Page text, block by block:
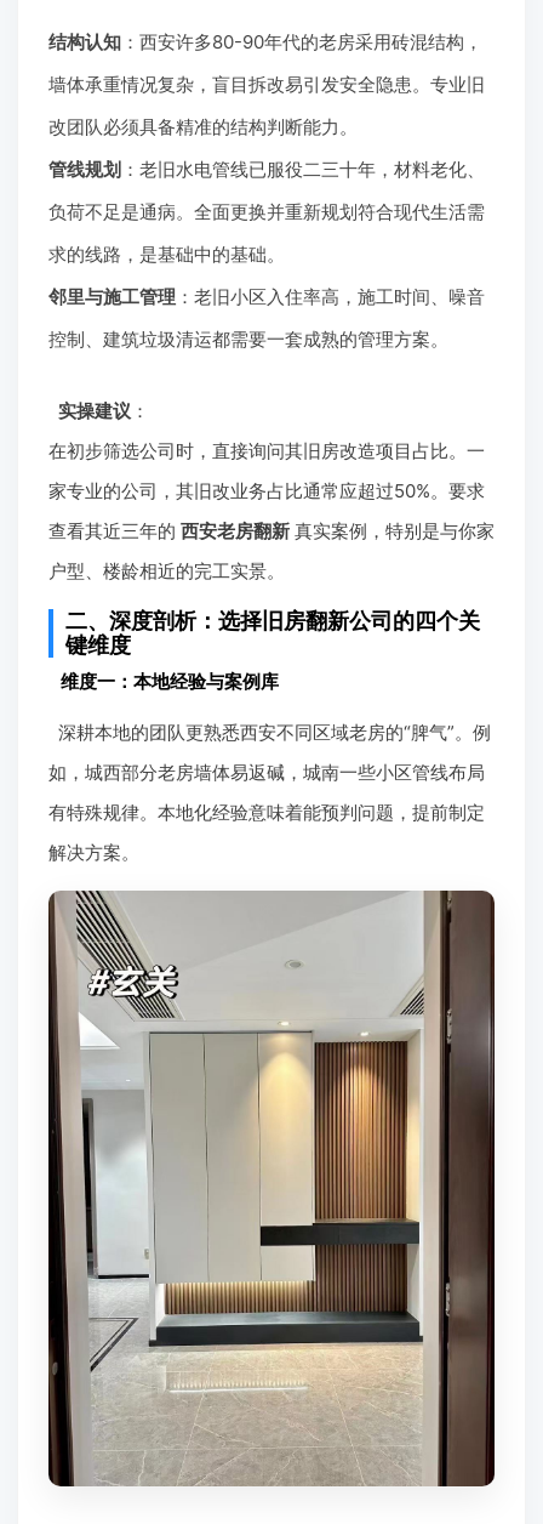
结构认知 ：西安许多80-90年代的老房采用砖混结构，
墙体承重情况复杂，盲目拆改易引发安全隐患。专业旧
改团队必须具备精准的结构判断能力。
管线规划 ：老旧水电管线已服役二三十年，材料老化、
负荷不足是通病。全面更换并重新规划符合现代生活需
求的线路，是基础中的基础。
邻里与施工管理 ：老旧小区入住率高，施工时间、噪音
控制、建筑垃圾清运都需要一套成熟的管理方案。
实操建议 ：
在初步筛选公司时，直接询问其旧房改造项目占比。一
家专业的公司，其旧改业务占比通常应超过50%。要求
查看其近三年的 西安老房翻新 真实案例，特别是与你家
户型、楼龄相近的完工实景。
二、深度剖析：选择旧房翻新公司的四个关
键维度
维度一：本地经验与案例库
深耕本地的团队更熟悉西安不同区域老房的“脾气”。例
如，城西部分老房墙体易返碱，城南一些小区管线布局
有特殊规律。本地化经验意味着能预判问题，提前制定
解决方案。